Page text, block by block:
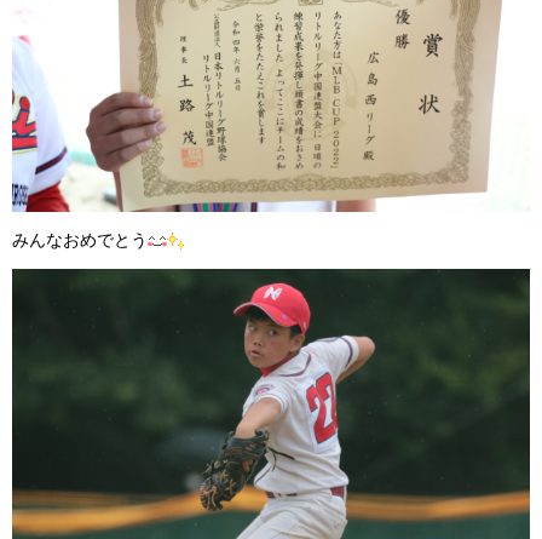
みんなおめでとう